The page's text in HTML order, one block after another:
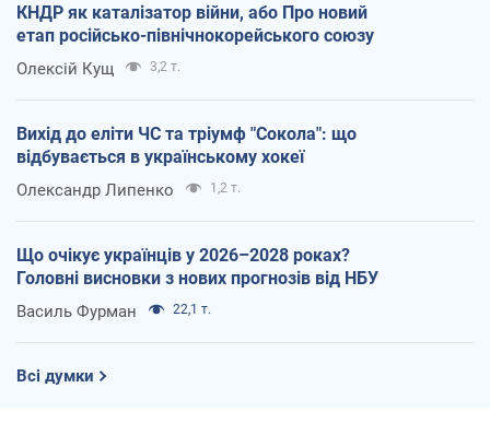
КНДР як каталізатор війни, або Про новий
етап російсько-північнокорейського союзу
Олексій Кущ 3,2 т.
Вихід до еліти ЧС та тріумф "Сокола": що
відбувається в українському хокеї
Олександр Липенко 1,2 т.
Що очікує українців у 2026–2028 роках?
Головні висновки з нових прогнозів від НБУ
Василь Фурман 22,1 т.
Всі думки